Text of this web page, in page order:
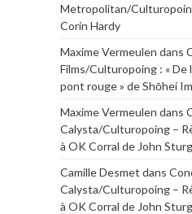
Metropolitan/
Corin Hardy
Maxime Vermeulen dans
Films/Culturopoing : « De
pont rouge » de Shōhei
Maxime Vermeulen dans
Calysta/Culturopoing –
à OK Corral de John
Camille Desmet dans
Calysta/Culturopoing –
à OK Corral de John